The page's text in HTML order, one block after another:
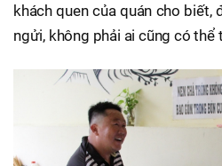
khách quen của quán cho biết,
ngửi, không phải ai cũng có thể